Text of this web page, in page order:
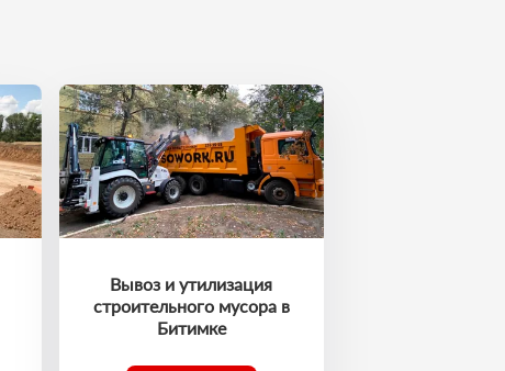
Вывоз и утилизация
строительного мусора в
Битимке